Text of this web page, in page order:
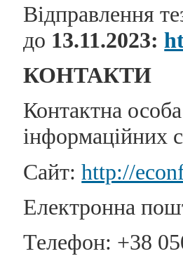
Відправлення
до 13.11.2023:
КОНТАКТИ
Контактна
інформаційних
Сайт:http://
Електронна
Телефон: +38